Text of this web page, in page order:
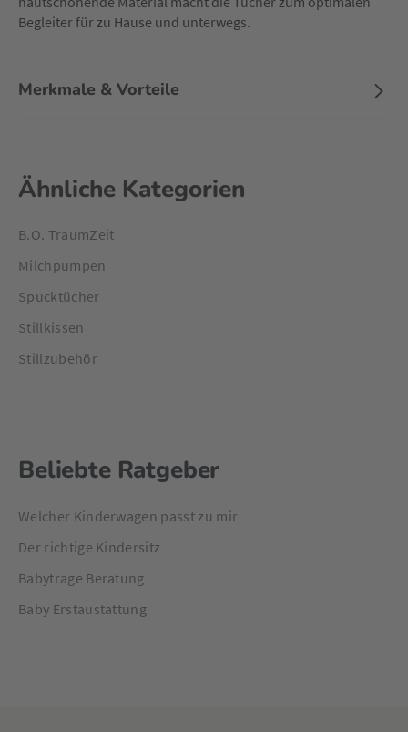
Begleiter für zu Hause und unterwegs.
Merkmale & Vorteile
Ähnliche Kategorien
B.O. TraumZeit
Milchpumpen
Spucktücher
Stillkissen
Stillzubehör
Beliebte Ratgeber
Welcher Kinderwagen passt zu mir
Der richtige Kindersitz
Babytrage Beratung
Baby Erstaustattung